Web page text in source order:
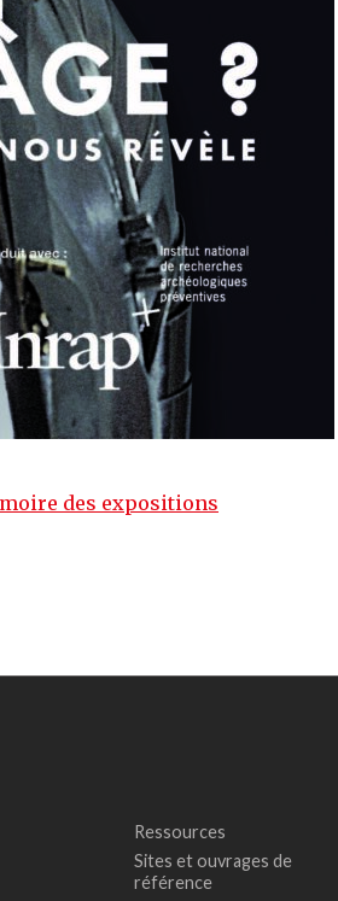
des expositions
Ressources
Sites et ouvrages de
référence